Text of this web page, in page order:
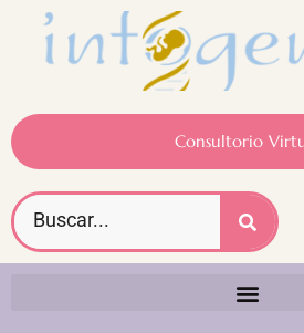
Consultorio